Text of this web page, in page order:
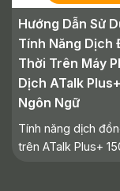
Hướng Dẫn Sử
Tính Năng Dịch
Thời Trên Máy
Dịch ATalk
Ngôn Ngữ
Tính năng dịch
trên ATalk Plus+